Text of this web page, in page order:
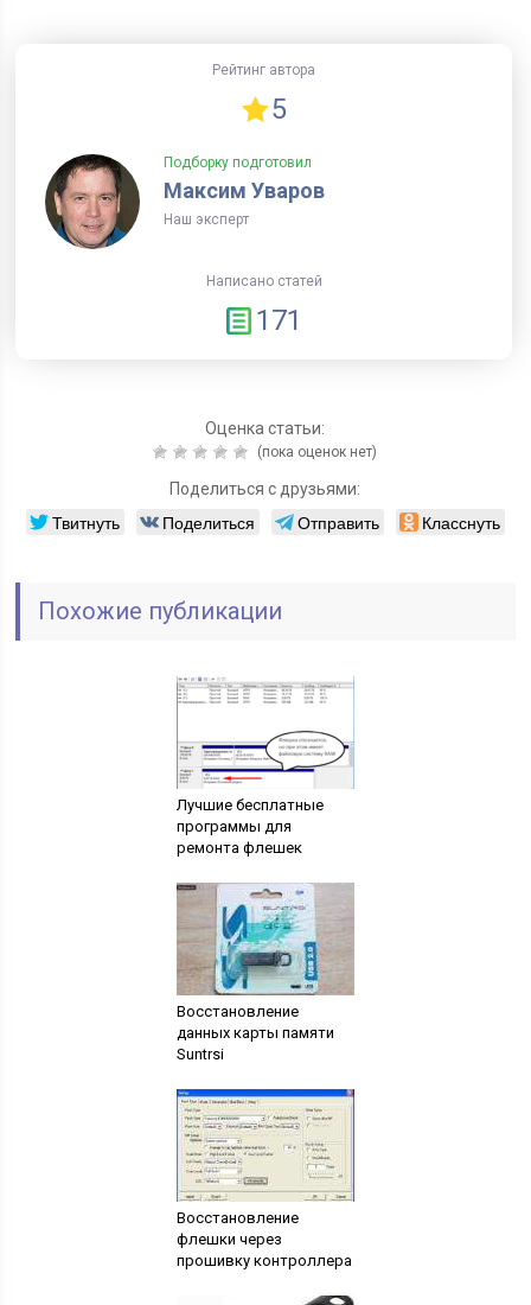
Рейтинг автора
5
Подборку подготовил
Максим Уваров
Наш эксперт
Написано статей
171
Оценка статьи:
(пока оценок нет)
Поделиться с друзьями:
Твитнуть Поделиться Отправить Класснуть
Похожие публикации
Лучшие бесплатные
программы для
ремонта флешек
Восстановление
данных карты памяти
Suntrsi
Восстановление
флешки через
прошивку контроллера